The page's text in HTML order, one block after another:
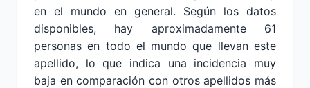
en el mundo en general. Según los datos
disponibles, hay aproximadamente 61
personas en todo el mundo que llevan este
apellido, lo que indica una incidencia muy
baja en comparación con otros apellidos más